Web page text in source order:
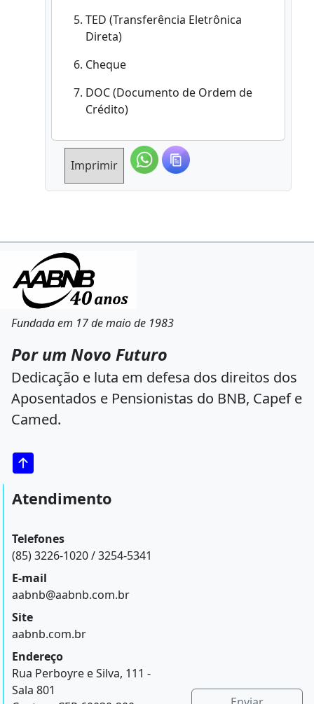
TED (Transferência Eletrônica
Direta)
Cheque
DOC (Documento de Ordem de
Crédito)
Imprimir
Fundada em 17 de maio de 1983
Por um Novo Futuro
Dedicação e luta em defesa dos direitos dos
Aposentados e Pensionistas do BNB, Capef e
Camed.
Atendimento
Telefones
(85) 3226-1020 / 3254-5341
E-mail
aabnb@aabnb.com.br
Site
aabnb.com.br
Endereço
Rua Perboyre e Silva, 111 -
Sala 801